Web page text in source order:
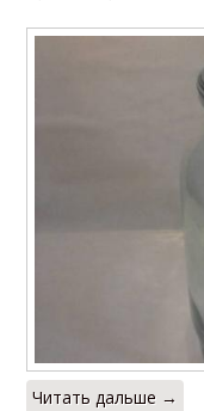
Читать дальше →